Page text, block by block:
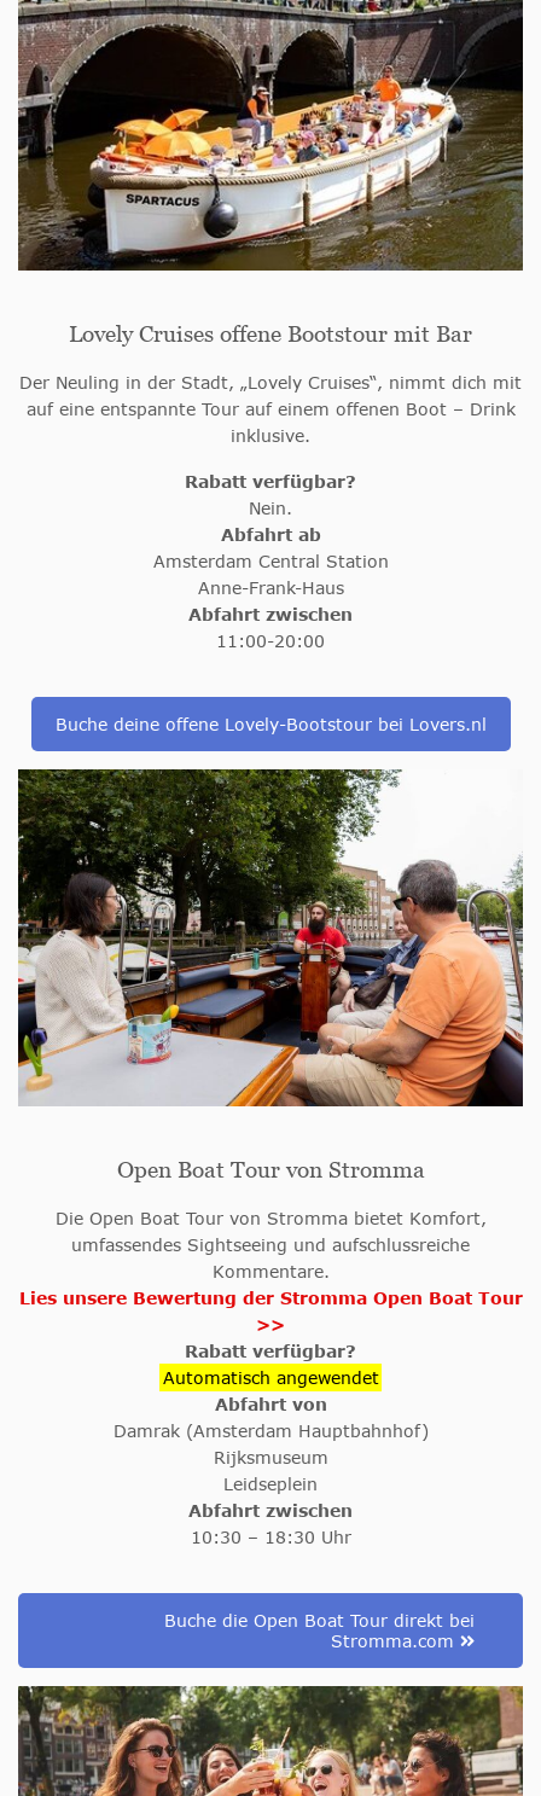
Lovely Cruises offene Bootstour mit Bar
Der Neuling in der Stadt, „Lovely Cruises“, nimmt dich mit
auf eine entspannte Tour auf einem offenen Boot – Drink
inklusive.
Rabatt verfügbar?
Nein.
Abfahrt ab
Amsterdam Central Station
Anne-Frank-Haus
Abfahrt zwischen
11:00-20:00
Buche deine offene Lovely-Bootstour bei Lovers.nl
Open Boat Tour von Stromma
Die Open Boat Tour von Stromma bietet Komfort,
umfassendes Sightseeing und aufschlussreiche
Kommentare.
Lies unsere Bewertung der Stromma Open Boat Tour
>>
Rabatt verfügbar?
Automatisch angewendet
Abfahrt von
Damrak (Amsterdam Hauptbahnhof)
Rijksmuseum
Leidseplein
Abfahrt zwischen
10:30 – 18:30 Uhr
Buche die Open Boat Tour direkt bei
Stromma.com